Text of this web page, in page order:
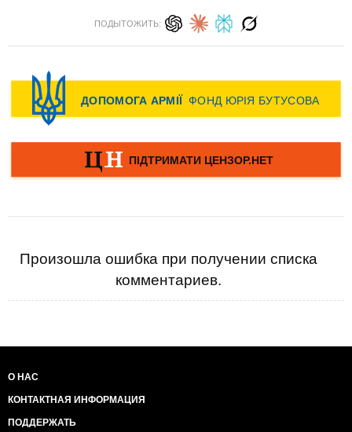
ПОДЫТОЖИТЬ:
Произошла ошибка при получении списка
комментариев.
О НАС
КОНТАКТНАЯ ИНФОРМАЦИЯ
ПОДДЕРЖАТЬ